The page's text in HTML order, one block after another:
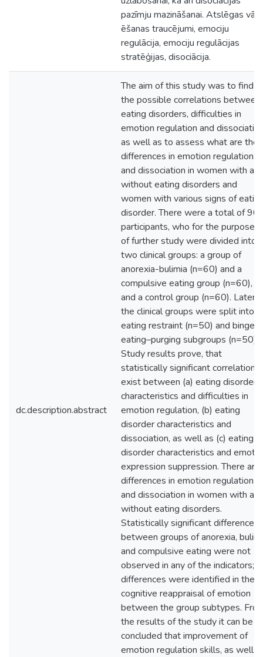
pazīmju mazināšanai. Atslēgas
ēšanas traucējumi, emociju
regulācija, emociju regulācijas
stratēģijas, disociācija.
dc.description.abstract
The aim of this study was to find
the possible correlations between
eating disorders, difficulties in
emotion regulation and
as well as to assess what are the
differences in emotion regulation
and dissociation in women with
without eating disorders and
women with various signs of
disorder. There were a total of
participants, who for the purposes
of further study were divided into
two clinical groups: a group of
anorexia-bulimia (n=60) and a
compulsive eating group (n=60),
and a control group (n=60). Later
the clinical groups were split into
eating restraint (n=50) and binge-
eating–purging subgroups (n=50).
Study results prove, that
statistically significant correlations
exist between (a) eating disorder
characteristics and difficulties in
emotion regulation, (b) eating
disorder characteristics and
dissociation, as well as (c) eating
disorder characteristics and
expression suppression. There are
differences in emotion regulation
and dissociation in women with
without eating disorders.
Statistically significant differences
between groups of anorexia,
and compulsive eating were not
observed in any of the indicators;
differences were identified in the
cognitive reappraisal of emotion
between the group subtypes.
the results of the study it can be
concluded that improvement of
emotion regulation skills, as well